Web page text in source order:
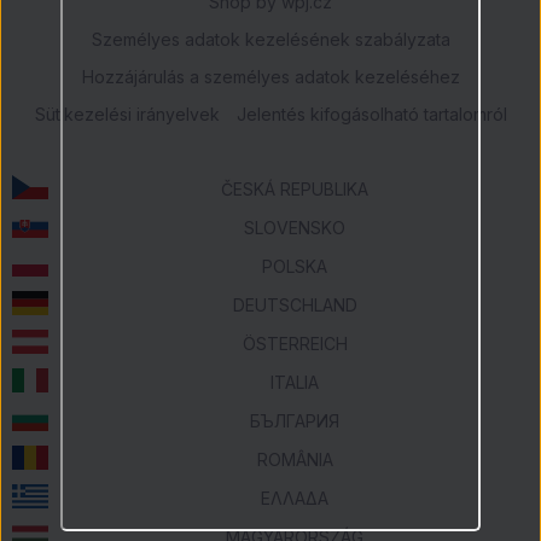
Személyes adatok kezelésének szabályzata
Hozzájárulás a személyes adatok kezeléséhez
Sütikezelési irányelvek
Jelentés kifogásolható tartalomról
ČESKÁ REPUBLIKA
SLOVENSKO
POLSKA
DEUTSCHLAND
ÖSTERREICH
ITALIA
БЪЛГАРИЯ
ROMÂNIA
ΕΛΛΑΔΑ
MAGYARORSZÁG